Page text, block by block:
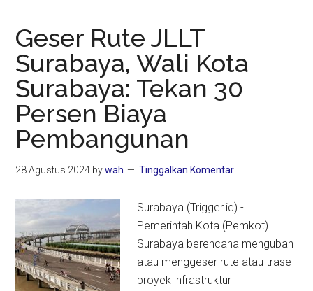
Geser Rute JLLT
Surabaya, Wali Kota
Surabaya: Tekan 30
Persen Biaya
Pembangunan
28 Agustus 2024 bywah Tinggalkan Komentar
Surabaya (Trigger.id) -
Pemerintah Kota (Pemkot)
Surabaya berencana mengubah
atau menggeser rute atau trase
proyek infrastruktur